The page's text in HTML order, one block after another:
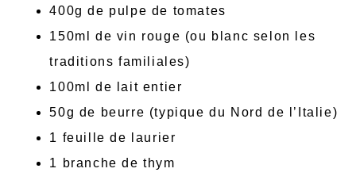
400g de pulpe de tomates
150ml de vin rouge (ou blanc selon les
traditions familiales)
100ml de lait entier
50g de beurre (typique du Nord de l’Italie)
1 feuille de laurier
1 branche de thym